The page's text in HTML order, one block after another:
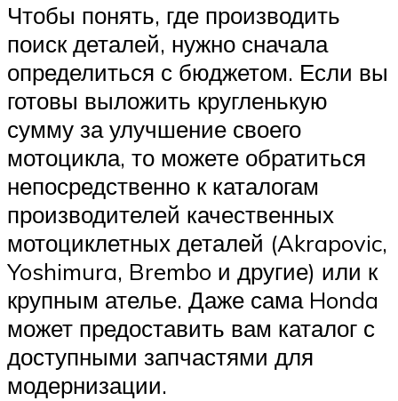
Чтобы понять, где производить
поиск деталей, нужно сначала
определиться с бюджетом. Если вы
готовы выложить кругленькую
сумму за улучшение своего
мотоцикла, то можете обратиться
непосредственно к каталогам
производителей качественных
мотоциклетных деталей (Akrapovic,
Yoshimura, Brembo и другие) или к
крупным ателье. Даже сама Honda
может предоставить вам каталог с
доступными запчастями для
модернизации.